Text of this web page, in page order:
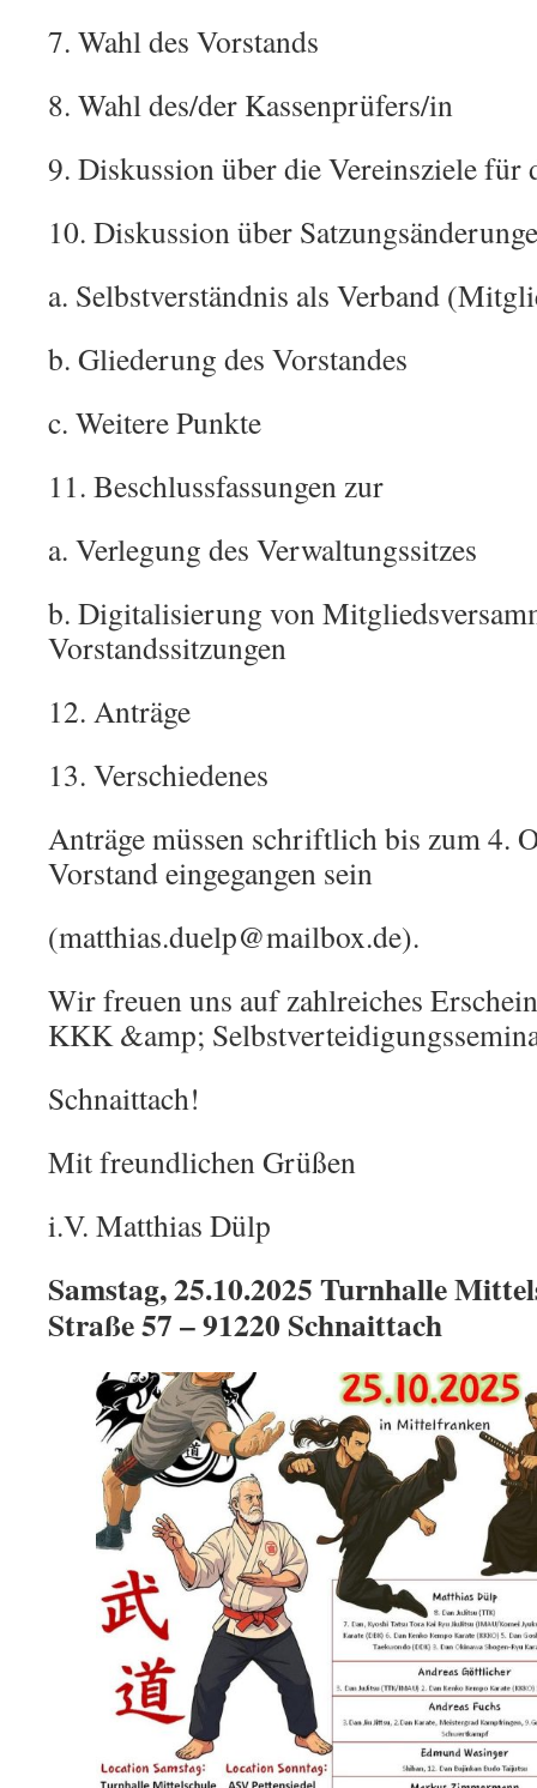
7. Wahl des Vorstands
8. Wahl des/der Kassenprüfers/in
9. Diskussion über die Vereinsziele für
10. Diskussion über
a. Selbstverständnis als Verband
b. Gliederung des Vorstandes
c. Weitere Punkte
11. Beschlussfassungen zur
a. Verlegung des Verwaltungssitzes
b. Digitalisierung von
Vorstandssitzungen
12. Anträge
13. Verschiedenes
Anträge müssen schriftlich bis zum 4.
Vorstand eingegangen sein
(matthias.duelp@mailbox.de).
Wir freuen uns auf zahlreiches
KKK &amp;
Schnaittach!
Mit freundlichen Grüßen
i.V. Matthias Dülp
Samstag, 25.10.2025 Turnhalle
Straße 57 – 91220 Schnaittach